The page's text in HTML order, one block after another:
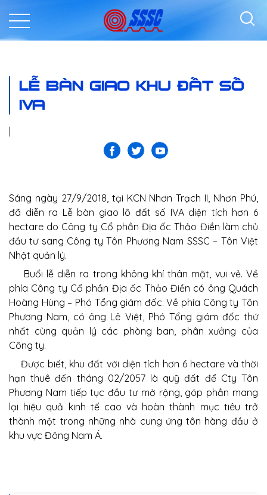
LỄ BÀN GIAO KHU ĐẤT SỐ
IVA
Sáng ngày 27/9/2018, tại KCN Nhơn Trạch II, Nhơn Phú,
đã diễn ra Lễ bàn giao lô đất số IVA diện tích hơn 6
hectare do Công ty Cổ phần Địa ốc Thảo Điền làm chủ
đầu tư sang Công ty Tôn Phương Nam SSSC – Tôn Việt
Nhật quản lý.
Buổi lễ diễn ra trong không khí thân mật, vui vẻ. Về
phía Công ty Cổ phần Địa ốc Thảo Điền có ông Quách
Hoàng Hùng – Phó Tổng giám đốc. Về phía Công ty Tôn
Phương Nam, có ông Lê Việt, Phó Tổng giám đốc thứ
nhất cùng quản lý các phòng ban, phân xưởng của
Công ty.
Được biết, khu đất với diện tích hơn 6 hectare và thời
hạn thuê đến tháng 02/2057 là quỹ đất để Cty Tôn
Phương Nam tiếp tục đầu tư mở rộng, góp phần mang
lại hiệu quả kinh tế cao và hoàn thành mục tiêu trở
thành một trong những nhà cung ứng tôn hàng đầu ở
khu vực Đông Nam Á.